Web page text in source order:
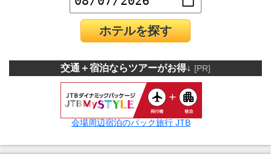
ホテルを探す
交通＋宿泊ならツアーがお得↓ [PR]
会場周辺宿泊のパック旅行 JTB